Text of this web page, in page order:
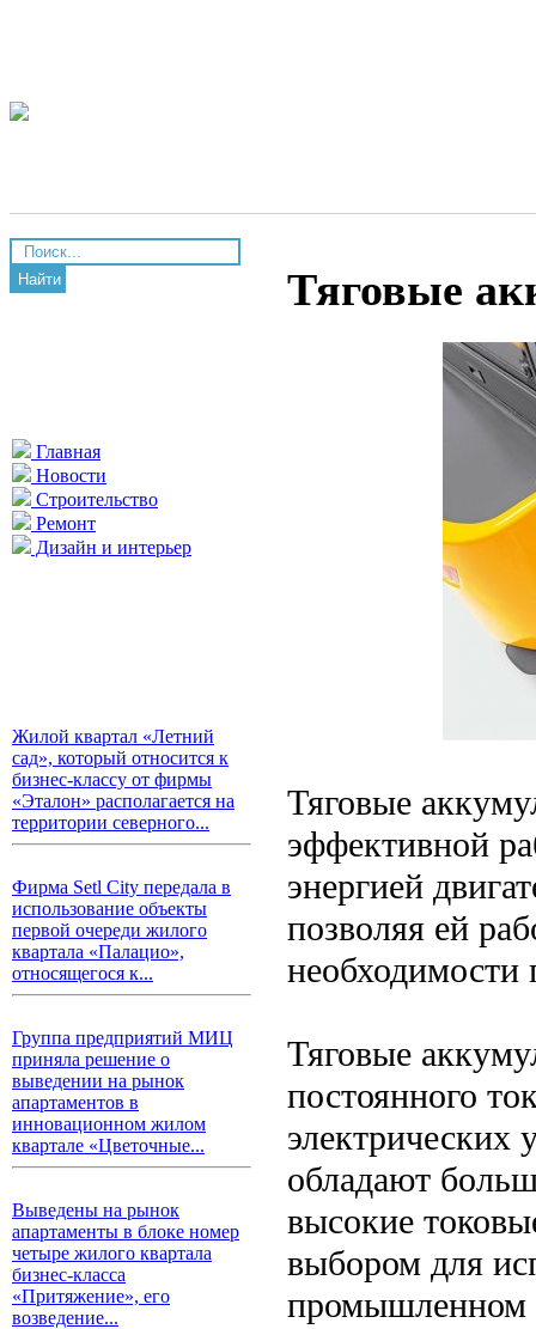
Найти
Главная
Новости
Строительство
Ремонт
Дизайн и интерьер
Жилой квартал «Летний
сад», который относится к
бизнес-классу от фирмы
«Эталон» располагается на
территории северного...
Фирма Setl City передала в
использование объекты
первой очереди жилого
квартала «Палацио»,
относящегося к...
Группа предприятий МИЦ
приняла решение о
выведении на рынок
апартаментов в
инновационном жилом
квартале «Цветочные...
Выведены на рынок
апартаменты в блоке номер
четыре жилого квартала
бизнес-класса
«Притяжение», его
возведение...
Тяговые
Тяговые
эффективной
энергией
позволяя ей
необходимости
Тяговые
постоянного
электрических
обладают
высокие
выбором для
промышленном